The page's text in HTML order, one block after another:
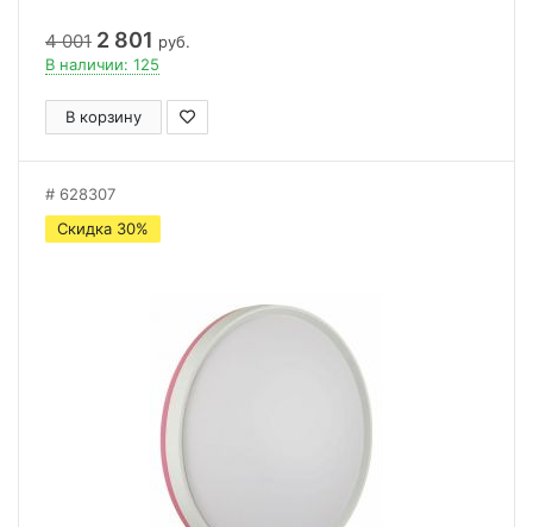
4 001 2 801 руб.
В наличии: 125
В корзину
628307
Скидка 30%